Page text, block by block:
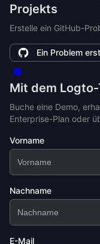
Projekts
Erstelle ein GitHub-
Ein Problem
Mit dem
Buche eine Demo,
Enterprise-Plan oder
Vorname
Nachname
E-Mail